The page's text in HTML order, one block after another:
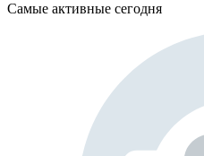
Самые активные сегодня